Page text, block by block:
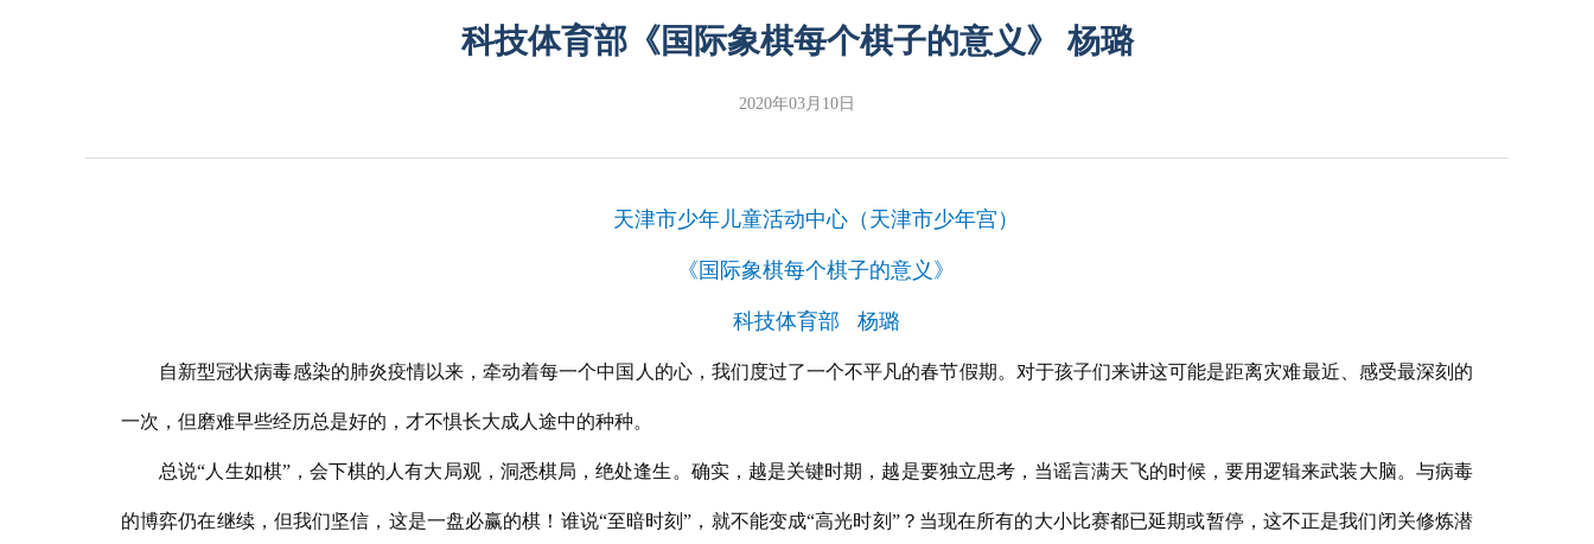
科技体育部《国际象棋每个棋子的意义》 杨璐
2020年03月10日
天津市少年儿童活动中心（天津市少年宫）
《国际象棋每个棋子的意义》
科技体育部 杨璐
自新型冠状病毒感染的肺炎疫情以来，牵动着每一个中国人的心，我们度过了一个不平凡的春节假期。对于孩子们来讲这可能是距离灾难最近、感受最深刻的
一次，但磨难早些经历总是好的，才不惧长大成人途中的种种。
总说“人生如棋”，会下棋的人有大局观，洞悉棋局，绝处逢生。确实，越是关键时期，越是要独立思考，当谣言满天飞的时候，要用逻辑来武装大脑。与病毒
的博弈仍在继续，但我们坚信，这是一盘必赢的棋！谁说“至暗时刻”，就不能变成“高光时刻”？当现在所有的大小比赛都已延期或暂停，这不正是我们闭关修炼潜